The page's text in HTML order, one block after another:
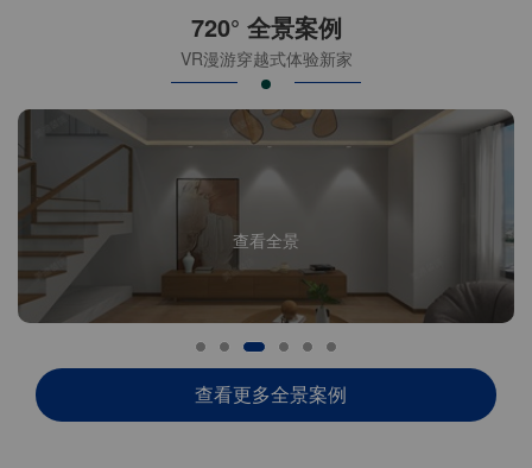
720° 全景案例
VR漫游穿越式体验新家
查看全景
查看更多全景案例